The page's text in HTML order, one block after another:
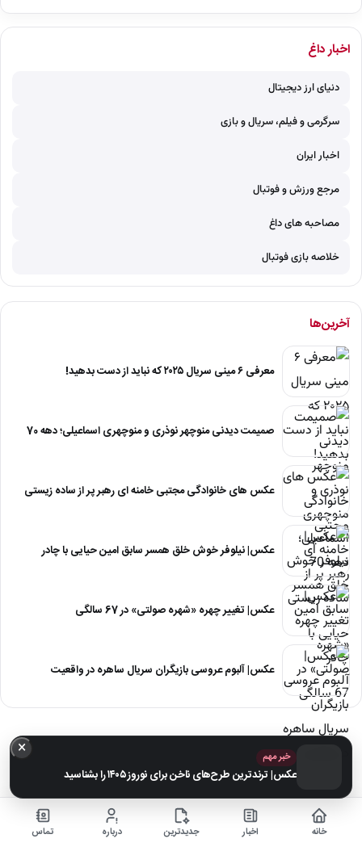
اخبار داغ
دنیای ارز دیجیتال
سرگرمی و فیلم، سریال و بازی
اخبار ایران
مرجع ورزش و فوتبال
مصاحبه های داغ
خلاصه بازی فوتبال
آخرین‌ها
معرفی ۶ مینی سریال ۲۰۲۵ که نباید از دست بدهید!
صمیمت دیدنی منوچهر نوذری و منوچهری اسماعیلی؛ دهه 70
عکس های خانوادگی مجتبی خامنه ای رهبر پر از ساده زیستی
عکس| نیلوفر خوش خلق همسر سابق امین حیایی با چادر
عکس| تغییر چهره «شهره صولتی» در 67 سالگی
عکس| آلبوم عروسی بازیگران سریال ساهره در واقعیت
× خبر مهم
عکس| ترندترین طرح‌های ناخن برای نوروز ۱۴۰۵ را بشناسید
خانه اخبار جدیدترین درباره تماس